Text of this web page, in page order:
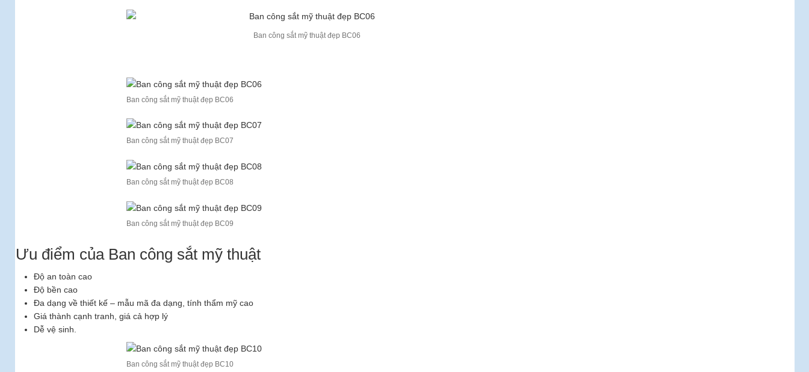
Ban công sắt mỹ thuật đẹp BC06
Ban công sắt mỹ thuật đẹp BC06
Ban công sắt mỹ thuật đẹp BC07
Ban công sắt mỹ thuật đẹp BC08
Ban công sắt mỹ thuật đẹp BC09
Ưu điểm của Ban công sắt mỹ thuật
Độ an toàn cao
Độ bền cao
Đa dạng về thiết kế – mẫu mã đa dạng, tính thẩm mỹ cao
Giá thành cạnh tranh, giá cả hợp lý
Dễ vệ sinh.
Ban công sắt mỹ thuật đẹp BC10